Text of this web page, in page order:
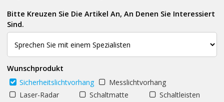
Bitte Kreuzen Sie Die Artikel An, An Denen Sie Interessiert
Sind.
Wunschprodukt
Sicherheitslichtvorhang
Messlichtvorhang
Laser-Radar
Schaltmatte
Schaltleisten